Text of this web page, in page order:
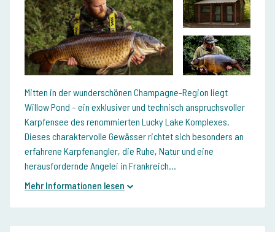
Mitten in der wunderschönen Champagne-Region liegt
Willow Pond – ein exklusiver und technisch anspruchsvoller
Karpfensee des renommierten Lucky Lake Komplexes.
Dieses charaktervolle Gewässer richtet sich besonders an
erfahrene Karpfenangler, die Ruhe, Natur und eine
herausfordernde Angelei in Frankreich...
Mehr Informationen lesen